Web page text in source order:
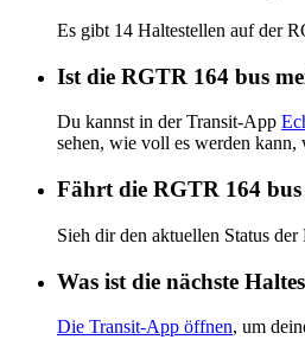
Es gibt 14 Haltestellen auf der
Ist die RGTR 164 bus
Du kannst in der Transit-App
sehen, wie voll es werden kann,
Fährt die RGTR 164 bus
Sieh dir den aktuellen Status
Was ist die nächste
Die Transit-App öffnen, um